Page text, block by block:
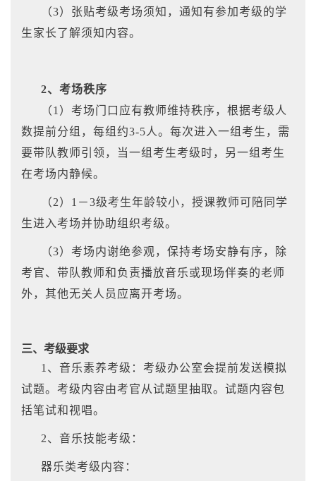
（3）张贴考级考场须知，通知有参加考级的学
生家长了解须知内容。
2、考场秩序
（1）考场门口应有教师维持秩序，根据考级人
数提前分组，每组约3-5人。每次进入一组考生，需
要带队教师引领，当一组考生考级时，另一组考生
在考场内静候。
（2）1－3级考生年龄较小，授课教师可陪同学
生进入考场并协助组织考级。
（3）考场内谢绝参观，保持考场安静有序，除
考官、带队教师和负责播放音乐或现场伴奏的老师
外，其他无关人员应离开考场。
三、考级要求
1、音乐素养考级：考级办公室会提前发送模拟
试题。考级内容由考官从试题里抽取。试题内容包
括笔试和视唱。
2、音乐技能考级：
器乐类考级内容：